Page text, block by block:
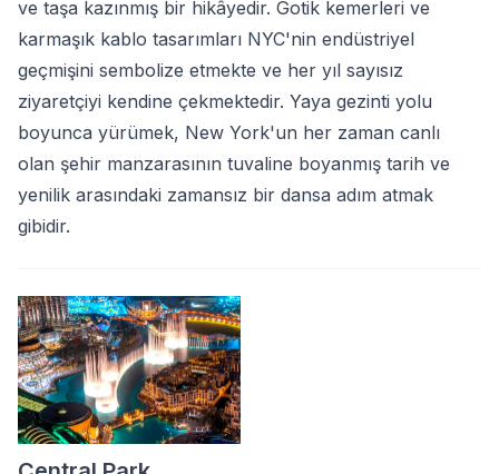
ve taşa kazınmış bir hikâyedir. Gotik kemerleri ve
karmaşık kablo tasarımları NYC'nin endüstriyel
geçmişini sembolize etmekte ve her yıl sayısız
ziyaretçiyi kendine çekmektedir. Yaya gezinti yolu
boyunca yürümek, New York'un her zaman canlı
olan şehir manzarasının tuvaline boyanmış tarih ve
yenilik arasındaki zamansız bir dansa adım atmak
gibidir.